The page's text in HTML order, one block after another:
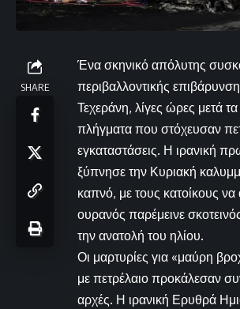
SHARE
Ένα σκηνικό απόλυτης
περιβαλλοντικής
Τεχεράνη, λίγες ώρες μετά
πλήγματα που στόχευσαν
εγκαταστάσεις. Η ιρανική
ξύπνησε την Κυριακή
καπνό, με τους κατοίκους
ουρανός παρέμεινε
την ανατολή του ηλίου.
Οι μαρτυρίες για «μαύρη
με πετρέλαιο προκάλεσαν
αρχές. Η ιρανική Ερυθρά